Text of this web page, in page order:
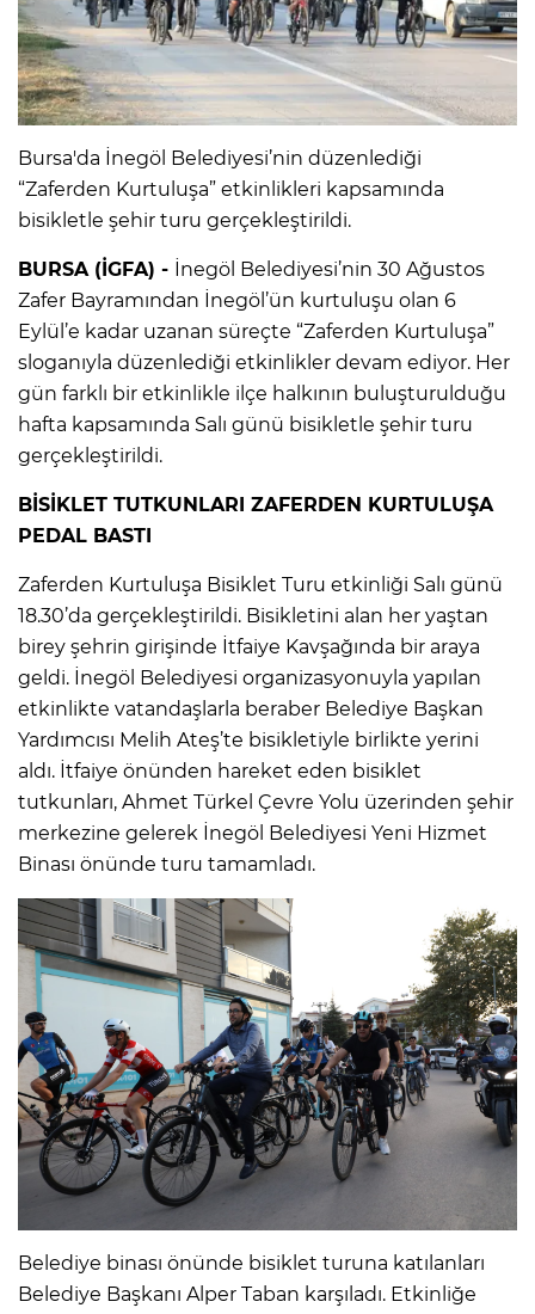
Bursa'da İnegöl Belediyesi’nin düzenlediği
“Zaferden Kurtuluşa” etkinlikleri kapsamında
bisikletle şehir turu gerçekleştirildi.
BURSA (İGFA) - İnegöl Belediyesi’nin 30 Ağustos
Zafer Bayramından İnegöl’ün kurtuluşu olan 6
Eylül’e kadar uzanan süreçte “Zaferden Kurtuluşa”
sloganıyla düzenlediği etkinlikler devam ediyor. Her
gün farklı bir etkinlikle ilçe halkının buluşturulduğu
hafta kapsamında Salı günü bisikletle şehir turu
gerçekleştirildi.
BİSİKLET TUTKUNLARI ZAFERDEN KURTULUŞA
PEDAL BASTI
Zaferden Kurtuluşa Bisiklet Turu etkinliği Salı günü
18.30’da gerçekleştirildi. Bisikletini alan her yaştan
birey şehrin girişinde İtfaiye Kavşağında bir araya
geldi. İnegöl Belediyesi organizasyonuyla yapılan
etkinlikte vatandaşlarla beraber Belediye Başkan
Yardımcısı Melih Ateş’te bisikletiyle birlikte yerini
aldı. İtfaiye önünden hareket eden bisiklet
tutkunları, Ahmet Türkel Çevre Yolu üzerinden şehir
merkezine gelerek İnegöl Belediyesi Yeni Hizmet
Binası önünde turu tamamladı.
Belediye binası önünde bisiklet turuna katılanları
Belediye Başkanı Alper Taban karşıladı. Etkinliğe